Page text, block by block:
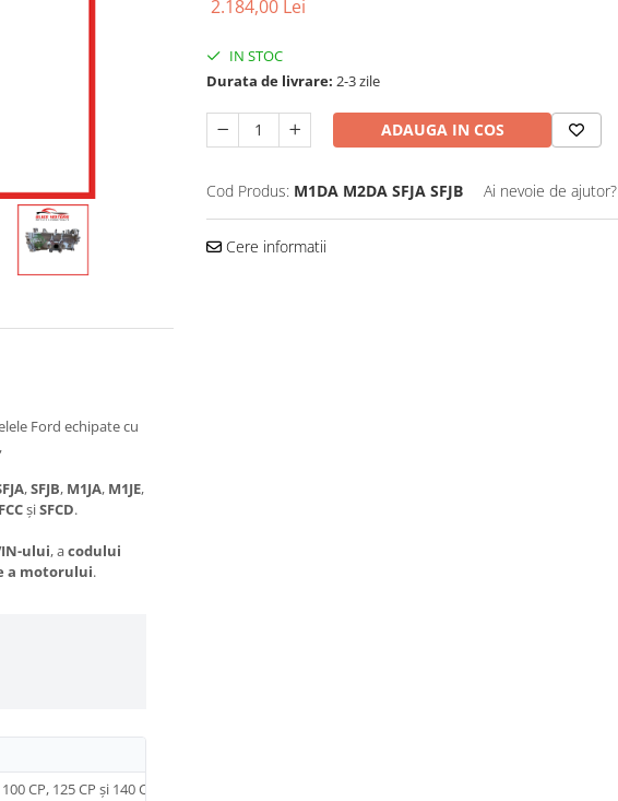
2.184,00 Lei
IN STOC
Durata de livrare: 2-3 zile
ADAUGA IN COS
Cod Produs: M1DA M2DA SFJA SFJB Ai nevoie de ajutor?
Cere informatii
Ford echipate cu
,
,SFJB, M1JA, M1JE,
șiSFCD.
ului, acodului
a motorului.
CP, 125 CP și 140 CP, în funcție de cod